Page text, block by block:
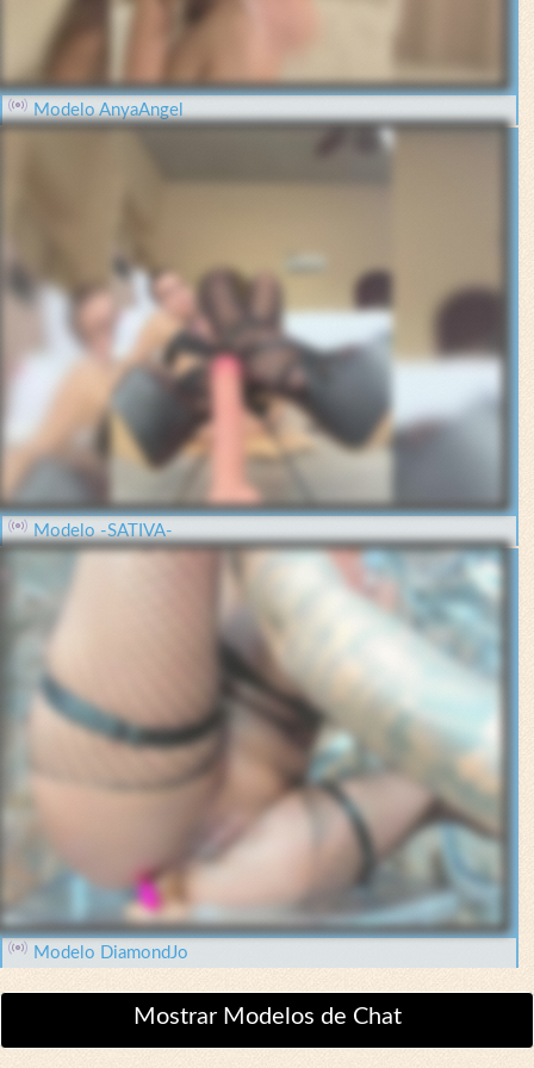
Modelo AnyaAngel
Modelo -SATIVA-
Modelo DiamondJo
Mostrar Modelos de Chat